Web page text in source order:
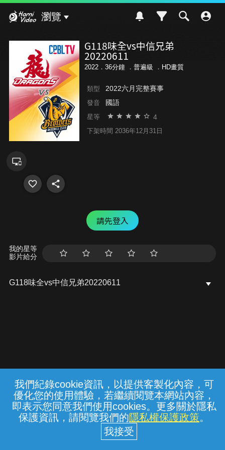
我們紀錄cookie資訊，以提供客製化內容，可
優化您的使用體驗，若繼續閱覽本網站內容，
即表示您同意我們使用cookies。更多關於隱私
保護資訊，請閱覽我們的隱私權保護政策。
瀏覽
G118味全vs中信兄弟
20220611
2022．36分鐘 ． 普遍級 ．HD畫質
類型 2022六月完整賽事
發音 國語
星等 4
下架時間 2036年12月31日
請先登入
我的星等
影片給分
G118味全vs中信兄弟20220611
常見問題 線上客服 服務條款 隱私權保護
中華電信股份有限公司個人家庭分公司
(統一編號：96979949) © 2026
{{notifyMsg}}